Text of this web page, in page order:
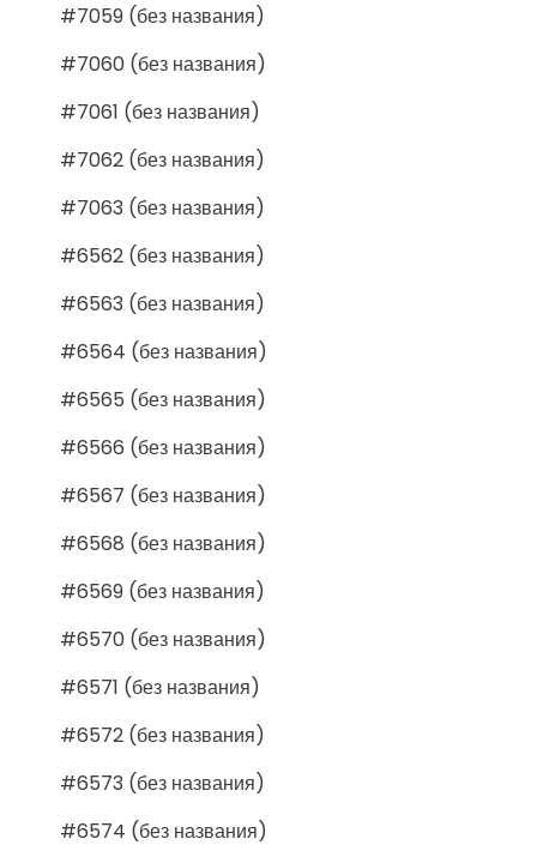
#7059 (без названия)
#7060 (без названия)
#7061 (без названия)
#7062 (без названия)
#7063 (без названия)
#6562 (без названия)
#6563 (без названия)
#6564 (без названия)
#6565 (без названия)
#6566 (без названия)
#6567 (без названия)
#6568 (без названия)
#6569 (без названия)
#6570 (без названия)
#6571 (без названия)
#6572 (без названия)
#6573 (без названия)
#6574 (без названия)